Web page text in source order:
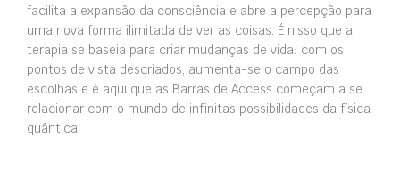
facilita a expansão da consciência e abre a percepção para
uma nova forma ilimitada de ver as coisas. É nisso que a
terapia se baseia para criar mudanças de vida: com os
pontos de vista descriados, aumenta-se o campo das
escolhas e é aqui que as Barras de Access começam a se
relacionar com o mundo de infinitas possibilidades da física
quântica.